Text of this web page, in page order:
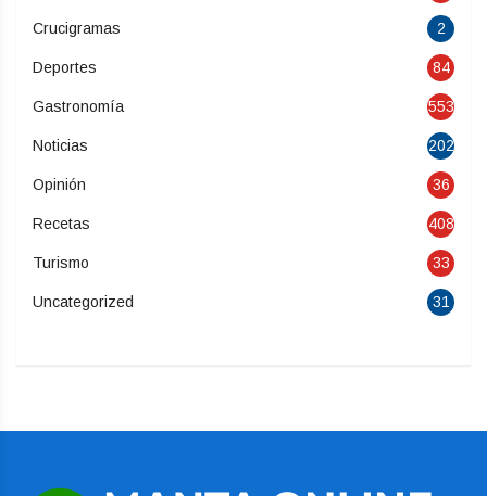
Crucigramas 2
Deportes 84
Gastronomía 553
Noticias 202
Opinión 36
Recetas 408
Turismo 33
Uncategorized 31